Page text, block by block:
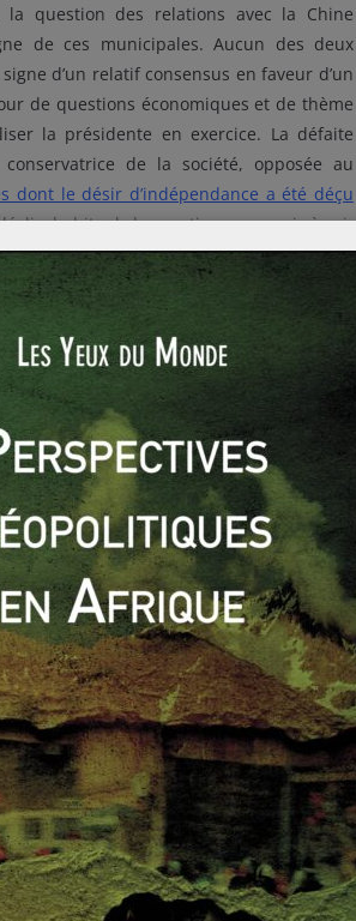
question des relations avec la Chine
de ces municipales. Aucun des deux
d’un relatif consensus en faveur d’un
de questions économiques et de thème
la présidente en exercice. La défaite
de la société, opposée au
dont le désir d’indépendance a été déçu
habituel des partis au pouvoir à mi-
du résultat de la future présidentielle,
Taïwan pourrait bien le desservir à ce
un Parti
de lier cette défaite du PPDà leur
sociaux. Pour les habitants de la
semblables.Parmi les slogans les
PPD veut une indépendance sans fard [明
La Chine veut faire de Taiwan sa sœur jumelle,
，台湾拿中国当钱包].Les jeux de mots et
par les jeunes «netizens » qui
formelle des médias affidés à Xi Jinping.
si cette élection n’est pas une victoire en
elle démontre tout de même une
de Chine continentale sait influencer
de financer massivement les partis qu’il
de lancer des campagnes de
de soutien sur l’internet.La victoire